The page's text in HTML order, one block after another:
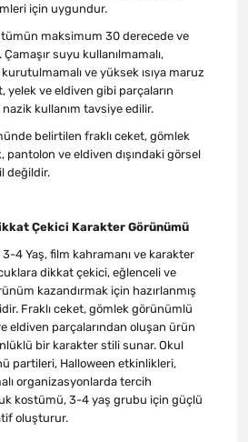
için uygundur.
maksimum 30 derecede ve
Çamaşır suyu kullanılmamalı,
ve yüksek ısıya maruz
yelek ve eldiven gibi parçaların
kullanım tavsiye edilir.
belirtilen fraklı ceket, gömlek
ve eldiven dışındaki görsel
değildir.
Çekici Karakter Görünümü
4 Yaş, film kahramanı ve karakter
dikkat çekici, eğlenceli ve
kazandırmak için hazırlanmış
Fraklı ceket, gömlek görünümlü
eldiven parçalarından oluşan ürün
bir karakter stili sunar. Okul
partileri, Halloween etkinlikleri,
organizasyonlarda tercih
kostümü, 3-4 yaş grubu için güçlü
oluşturur.